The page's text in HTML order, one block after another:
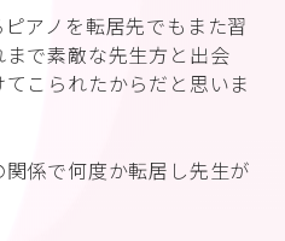
アノを転居先でもまた習
で素敵な先生方と出会
こられたからだと思いま
係で何度か転居し先生が